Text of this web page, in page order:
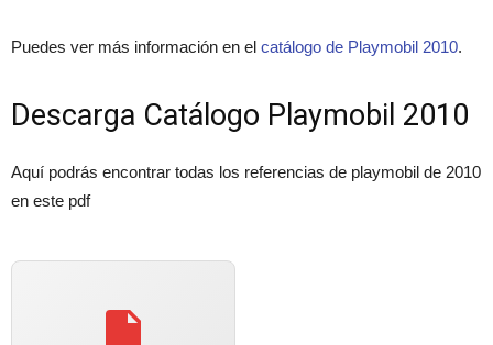
Puedes ver más información en el catálogo de Playmobil 2010.
Descarga Catálogo Playmobil 2010
Aquí podrás encontrar todas los referencias de playmobil de 2010
en este pdf